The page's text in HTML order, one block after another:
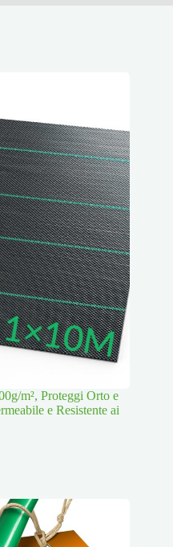
m², Proteggi Orto e
e Resistente ai